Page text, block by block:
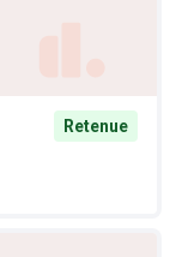
Retenue